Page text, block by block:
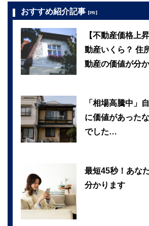
おすすめ紹介記事 【PR】
【不動産価格上
動産いくら？ 住
動産の価値が分か
「相場高騰中」
に価値があった
でした…
最短45秒！あな
分かります